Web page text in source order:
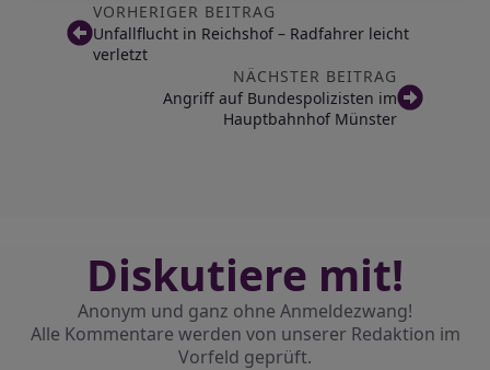
VORHERIGER BEITRAG
Unfallflucht in Reichshof – Radfahrer leicht
verletzt
NÄCHSTER BEITRAG
Angriff auf Bundespolizisten im
Hauptbahnhof Münster
Diskutiere mit!
Anonym und ganz ohne Anmeldezwang!
Alle Kommentare werden von unserer Redaktion im
Vorfeld geprüft.